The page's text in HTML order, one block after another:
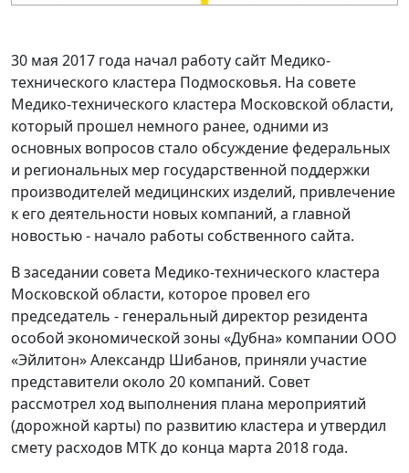
30 мая 2017 года начал работу сайт Медико-
технического кластера Подмосковья. На совете
Медико-технического кластера Московской области,
который прошел немного ранее, одними из
основных вопросов стало обсуждение федеральных
и региональных мер государственной поддержки
производителей медицинских изделий, привлечение
к его деятельности новых компаний, а главной
новостью - начало работы собственного сайта.
В заседании совета Медико-технического кластера
Московской области, которое провел его
председатель - генеральный директор резидента
особой экономической зоны «Дубна» компании ООО
«Эйлитон» Александр Шибанов, приняли участие
представители около 20 компаний. Совет
рассмотрел ход выполнения плана мероприятий
(дорожной карты) по развитию кластера и утвердил
смету расходов МТК до конца марта 2018 года.